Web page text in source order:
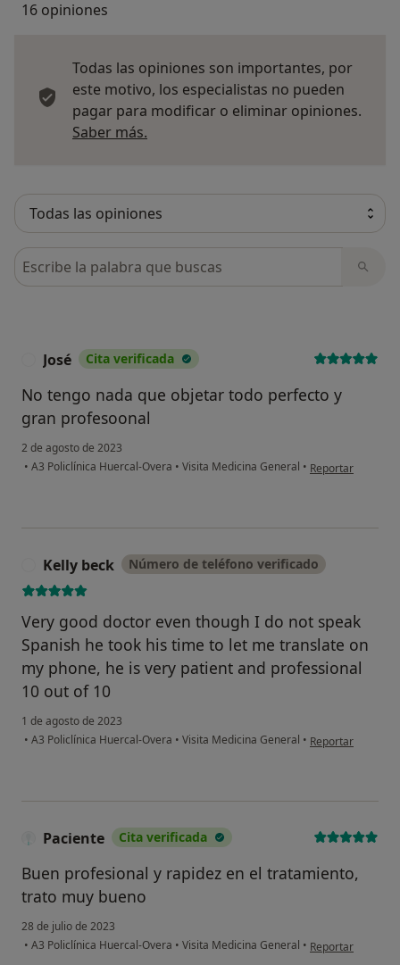
16 opiniones
Todas las opiniones son importantes, por
este motivo, los especialistas no pueden
pagar para modificar o eliminar opiniones.
Saber más.
Busca en opiniones
José Cita verificada
No tengo nada que objetar todo perfecto y
gran profesoonal
2 de agosto de 2023
• A3 Policlínica Huercal-Overa • Visita Medicina General • en opinión del
Reportar
Kelly beck Número de teléfono verificado
Very good doctor even though I do not speak
Spanish he took his time to let me translate on
my phone, he is very patient and professional
10 out of 10
1 de agosto de 2023
• A3 Policlínica Huercal-Overa • Visita Medicina General • en opinión del
Reportar
Paciente Cita verificada
Buen profesional y rapidez en el tratamiento,
trato muy bueno
28 de julio de 2023
• A3 Policlínica Huercal-Overa • Visita Medicina General • en opinión del
Reportar